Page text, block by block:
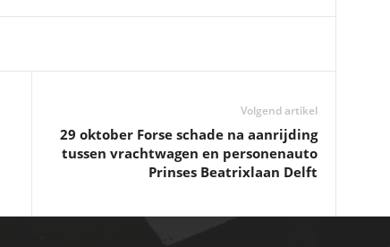
Volgend artikel
29 oktober Forse schade na aanrijding
tussen vrachtwagen en personenauto
Prinses Beatrixlaan Delft